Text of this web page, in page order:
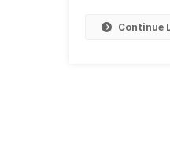
Continue